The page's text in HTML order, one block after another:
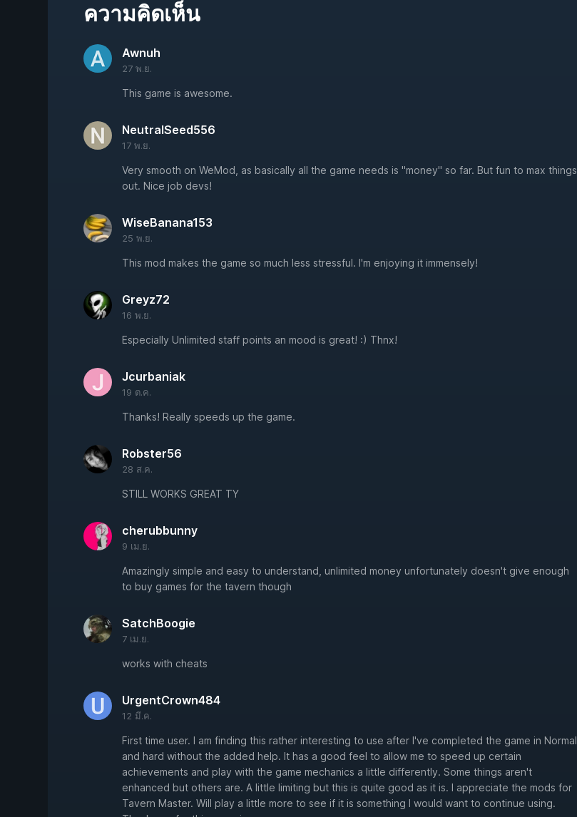
ความคิดเห็น
Awnuh
27 พ.ย.
This game is awesome.
NeutralSeed556
17 พ.ย.
Very smooth on WeMod, as basically all the game needs is "money" so far. But fun to max things
out. Nice job devs!
WiseBanana153
25 พ.ย.
This mod makes the game so much less stressful. I'm enjoying it immensely!
Greyz72
16 พ.ย.
Especially Unlimited staff points an mood is great! :) Thnx!
Jcurbaniak
19 ต.ค.
Thanks! Really speeds up the game.
Robster56
28 ส.ค.
STILL WORKS GREAT TY
cherubbunny
9 เม.ย.
Amazingly simple and easy to understand, unlimited money unfortunately doesn't give enough
to buy games for the tavern though
SatchBoogie
7 เม.ย.
works with cheats
UrgentCrown484
12 มี.ค.
First time user. I am finding this rather interesting to use after I've completed the game in Normal
and hard without the added help. It has a good feel to allow me to speed up certain
achievements and play with the game mechanics a little differently. Some things aren't
enhanced but others are. A little limiting but this is quite good as it is. I appreciate the mods for
Tavern Master. Will play a little more to see if it is something I would want to continue using.